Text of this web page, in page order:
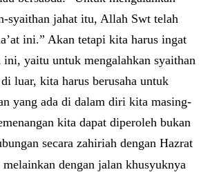
syaithan jahat itu, Allah Swt telah
ini.” Akan tetapi kita harus ingat
ini, yaitu untuk mengalahkan syaithan
luar, kita harus berusaha untuk
yang ada di dalam diri kita masing-
kita dapat diperoleh bukan
secara zahiriah dengan Hazrat
melainkan dengan jalan khusyuknya